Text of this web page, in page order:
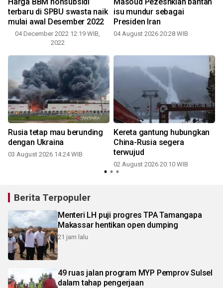
terbaru di SPBU swasta naik
mulai awal Desember 2022
04 December 2022 12:19 WIB,
2022
isu mundur sebagai
Presiden Iran
04 August 2026 20:28 WIB
Rusia tetap mau berunding
dengan Ukraina
03 August 2026 14:24 WIB
Kereta gantung hubungkan
China-Rusia segera
terwujud
02 August 2026 20:10 WIB
Berita Terpopuler
Menteri LH puji progres TPA Tamangapa
Makassar hentikan open dumping
21 jam lalu
49 ruas jalan program MYP Pemprov Sulsel
dalam tahap pengerjaan